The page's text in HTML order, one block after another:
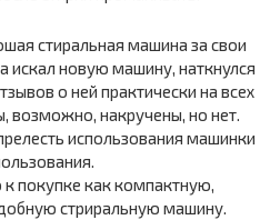
стиральная машина за свои
искал новую машину, наткнулся
о ней практически на всех
возможно, накручены, но нет.
использования машинки
покупке как компактную,
стриральную машину.